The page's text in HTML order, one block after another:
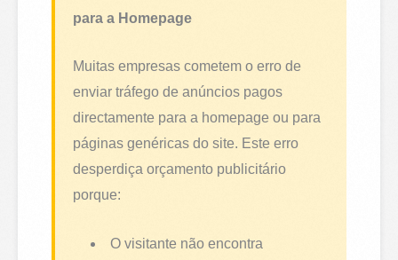
para a Homepage
Muitas empresas cometem o erro de
enviar tráfego de anúncios pagos
directamente para a homepage ou para
páginas genéricas do site. Este erro
desperdiça orçamento publicitário
porque:
O visitante não encontra